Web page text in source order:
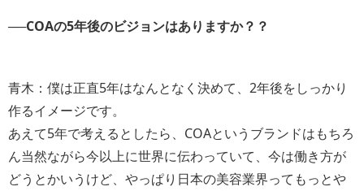
──COAの5年後のビジョンはありますか？？
青木：僕は正直5年はなんとなく決めて、2年後をしっかり
作るイメージです。
あえて5年で考えるとしたら、COAというブランドはもちろ
ん当然ながら今以上に世界に伝わっていて、今は働き方が
どうとかいうけど、やっぱり日本の美容業界ってもっとや